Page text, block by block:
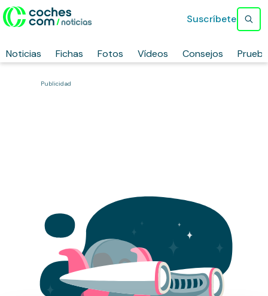
Noticias Fichas Fotos Vídeos Consejos
Suscríbete
Publicidad